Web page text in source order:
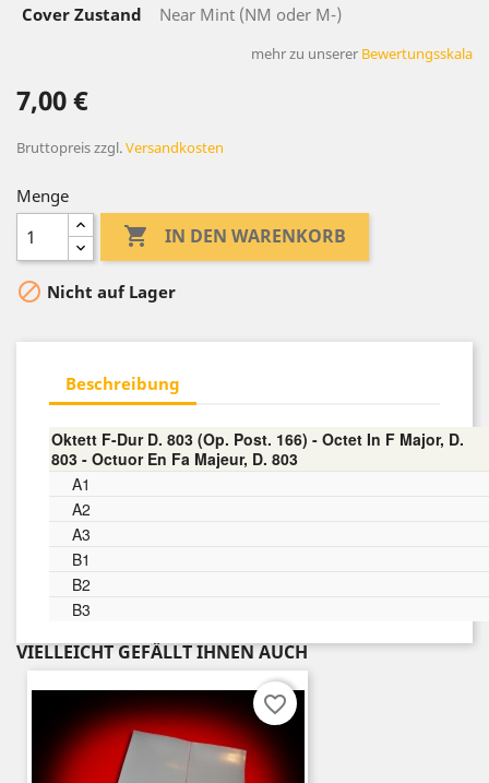
Cover Zustand
Near Mint (NM oder M-)
mehr zu unserer Bewertungsskala
7,00 €
Bruttopreiszzgl.Versandkosten
Menge
 IN DEN WARENKORB
 Nicht auf Lager
Beschreibung
Oktett F-Dur D. 803 (Op. Post. 166) - Octet In F Major, D.
803 - Octuor En Fa Majeur, D. 803
A1
A2
A3
B1
B2
B3
VIELLEICHT GEFÄLLT IHNEN AUCH
favorite_border